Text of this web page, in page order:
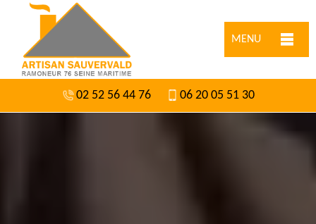
MENU
02 52 56 44 76 06 20 05 51 30